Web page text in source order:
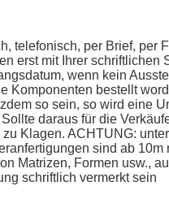
telefonisch, per Brief, per
erst mit Ihrer schriftlichen
wenn kein
Komponenten bestellt
so sein, so wird eine
daraus für die
Klagen. ACHTUNG:
sind ab
Matrizen, Formen usw.,
schriftlich vermerkt sein